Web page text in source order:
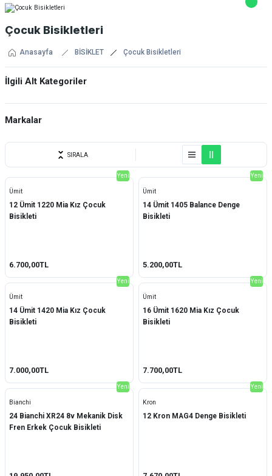
Çocuk Bisikletleri
Anasayfa BİSİKLET Çocuk Bisikletleri
İlgili Alt Kategoriler
12'' Çocuk Bisikletleri
20'' Çocuk Bisikletleri
24'' Çocuk Bisikletleri
Markalar
Bianchi
Carraro
Ümit
SIRALA
Yeni
Ümit
12 Ümit 1220 Mia Kız Çocuk
Bisikleti
6.700,00TL
Yeni
Ümit
14 Ümit 1405 Balance Denge
Bisikleti
5.200,00TL
Yeni
Ümit
14 Ümit 1420 Mia Kız Çocuk
Bisikleti
7.000,00TL
Yeni
Ümit
16 Ümit 1620 Mia Kız Çocuk
Bisikleti
7.700,00TL
Yeni
Bianchi
24 Bianchi XR24 8v Mekanik Disk
Fren Erkek Çocuk Bisikleti
Yeni
Kron
12 Kron MAG4 Denge Bisikleti